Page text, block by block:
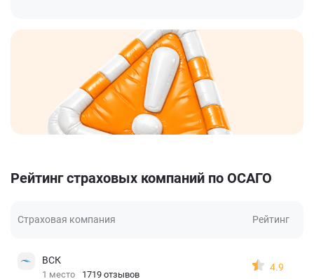
Рейтинг страховых компаний по ОСАГО
Страховая компания Рейтинг
ВСК
1 место 1719 отзывов
4.9